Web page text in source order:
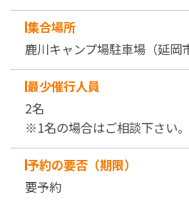
集合場所
鹿川キャンプ場駐車場（延岡
最少催行人員
2名
※1名の場合はご相談下さい。
予約の要否（期限）
要予約